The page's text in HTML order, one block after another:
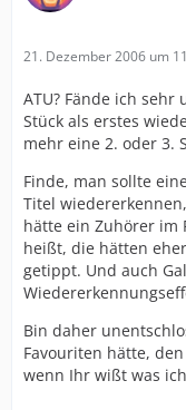
21. Dezember 2006 um
ATU? Fände ich
Stück als erstes
mehr eine 2. oder 3.
Finde, man sollte
Titel
hätte ein Zuhörer im
heißt, die hätten
getippt. Und auch
Bin daher
Favouriten hätte,
wenn Ihr wißt was